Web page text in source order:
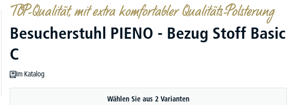
TOP-Qualität, mit extra komfortabler Qualitäts-Polsterung
Besucherstuhl PIENO - Bezug Stoff Basic
C
Im Katalog
Wählen Sie aus 2 Varianten